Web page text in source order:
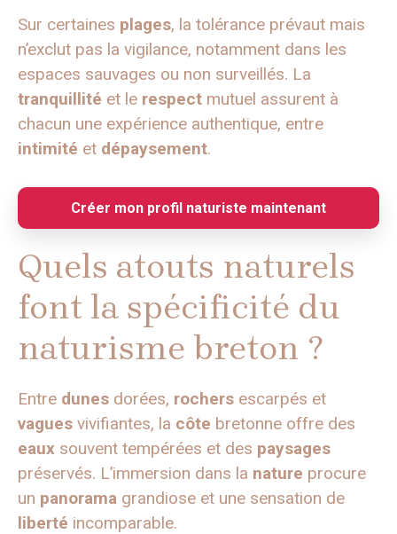
Sur certaines plages, la tolérance prévaut mais
n’exclut pas la vigilance, notamment dans les
espaces sauvages ou non surveillés. La
tranquillité et le respect mutuel assurent à
chacun une expérience authentique, entre
intimité et dépaysement.
Créer mon profil naturiste maintenant
Quels atouts naturels
font la spécificité du
naturisme breton ?
Entre dunes dorées, rochers escarpés et
vagues vivifiantes, la côte bretonne offre des
eaux souvent tempérées et des paysages
préservés. L’immersion dans la nature procure
un panorama grandiose et une sensation de
liberté incomparable.